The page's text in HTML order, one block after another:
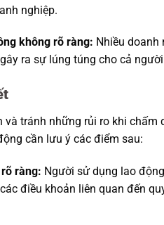
nghiệp.
không rõ ràng: Nhiều
ra sự lúng túng cho cả
và tránh những rủi ro khi
cần lưu ý các điểm sau:
ràng: Người sử dụng lao
điều khoản liên quan đến